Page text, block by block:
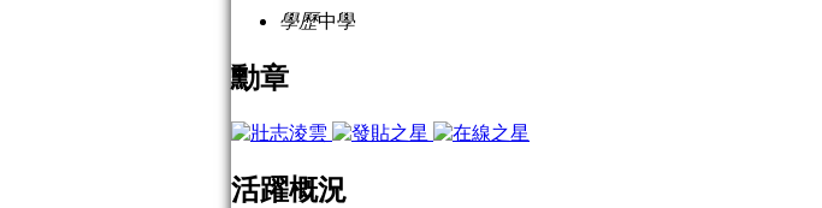
學歷中學
勳章
活躍概況